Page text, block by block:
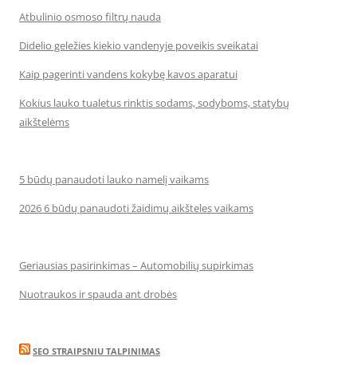
Atbulinio osmoso filtrų nauda
Didelio geležies kiekio vandenyje poveikis sveikatai
Kaip pagerinti vandens kokybę kavos aparatui
Kokius lauko tualetus rinktis sodams, sodyboms, statybų
aikštelėms
5 būdų panaudoti lauko namelį vaikams
2026 6 būdų panaudoti žaidimų aikšteles vaikams
Geriausias pasirinkimas – Automobilių supirkimas
Nuotraukos ir spauda ant drobės
SEO STRAIPSNIU TALPINIMAS